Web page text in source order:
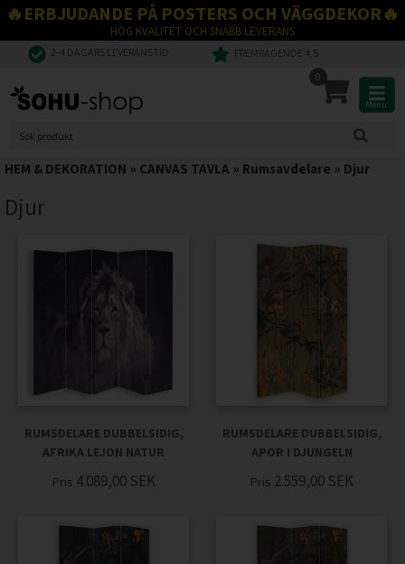
🔥ERBJUDANDE PÅ POSTERS OCH VÄGGDEKOR🔥
HÖG KVALITET OCH SNABB LEVERANS
2-4 DAGARS LEVERANSTID FREMRAGENDE 4,5
0
Menu
HEM & DEKORATION » CANVAS TAVLA » Rumsavdelare » Djur
Djur
RUMSDELARE DUBBELSIDIG,
AFRIKA LEJON NATUR
Pris 4.089,00 SEK
RUMSDELARE DUBBELSIDIG,
APOR I DJUNGELN
Pris 2.559,00 SEK